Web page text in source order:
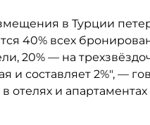
в Турции
40% всех
20% — на
и составляет 2%", —
отелях и